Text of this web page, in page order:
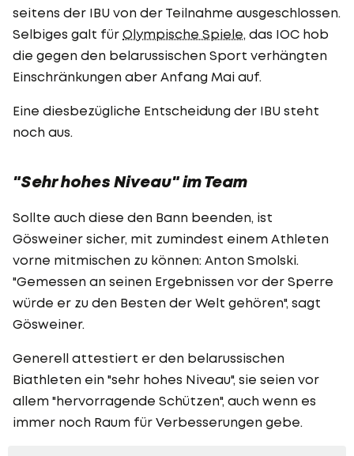
seitens der IBU von der Teilnahme ausgeschlossen.
Selbiges galt für Olympische Spiele, das IOC hob
die gegen den belarussischen Sport verhängten
Einschränkungen aber Anfang Mai auf.
Eine diesbezügliche Entscheidung der IBU steht
noch aus.
"Sehr hohes Niveau" im Team
Sollte auch diese den Bann beenden, ist
Gösweiner sicher, mit zumindest einem Athleten
vorne mitmischen zu können: Anton Smolski.
"Gemessen an seinen Ergebnissen vor der Sperre
würde er zu den Besten der Welt gehören", sagt
Gösweiner.
Generell attestiert er den belarussischen
Biathleten ein "sehr hohes Niveau", sie seien vor
allem "hervorragende Schützen", auch wenn es
immer noch Raum für Verbesserungen gebe.